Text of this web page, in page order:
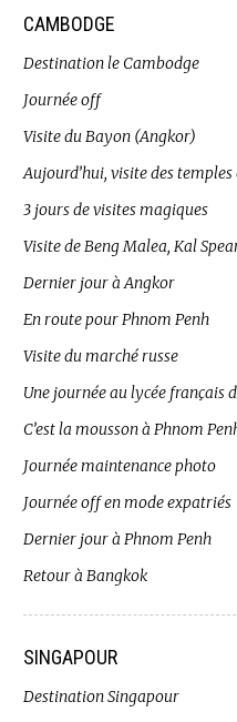
CAMBODGE
Destination le Cambodge
Journée off
Visite du Bayon (Angkor)
Aujourd’hui, visite des
3 jours de visites magiques
Visite de Beng Malea, Kal
Dernier jour à Angkor
En route pour Phnom Penh
Visite du marché russe
Une journée au lycée français
C’est la mousson à Phnom
Journée maintenance photo
Journée off en mode expatriés
Dernier jour à Phnom Penh
Retour à Bangkok
SINGAPOUR
Destination Singapour